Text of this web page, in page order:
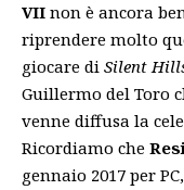
VII non è ancora
riprendere molto
giocare di Silent
Guillermo del Toro
venne diffusa la
Ricordiamo che
gennaio 2017 per